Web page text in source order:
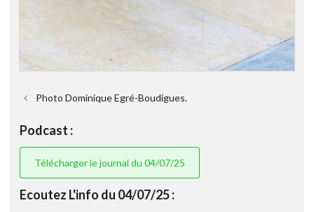
Photo Dominique Egré-Boudigues.
Podcast :
Télécharger le journal du 04/07/25
Ecoutez L'info du 04/07/25 :